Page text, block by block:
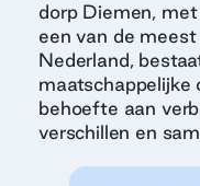
dorp Diemen,
een van de
Nederland,
maatschappelijke
behoefte aan
verschillen en